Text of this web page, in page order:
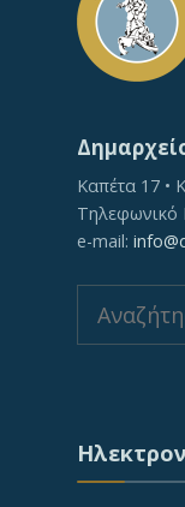
Καπέτα 17 •
Τηλεφωνικό
e-mail:
for: